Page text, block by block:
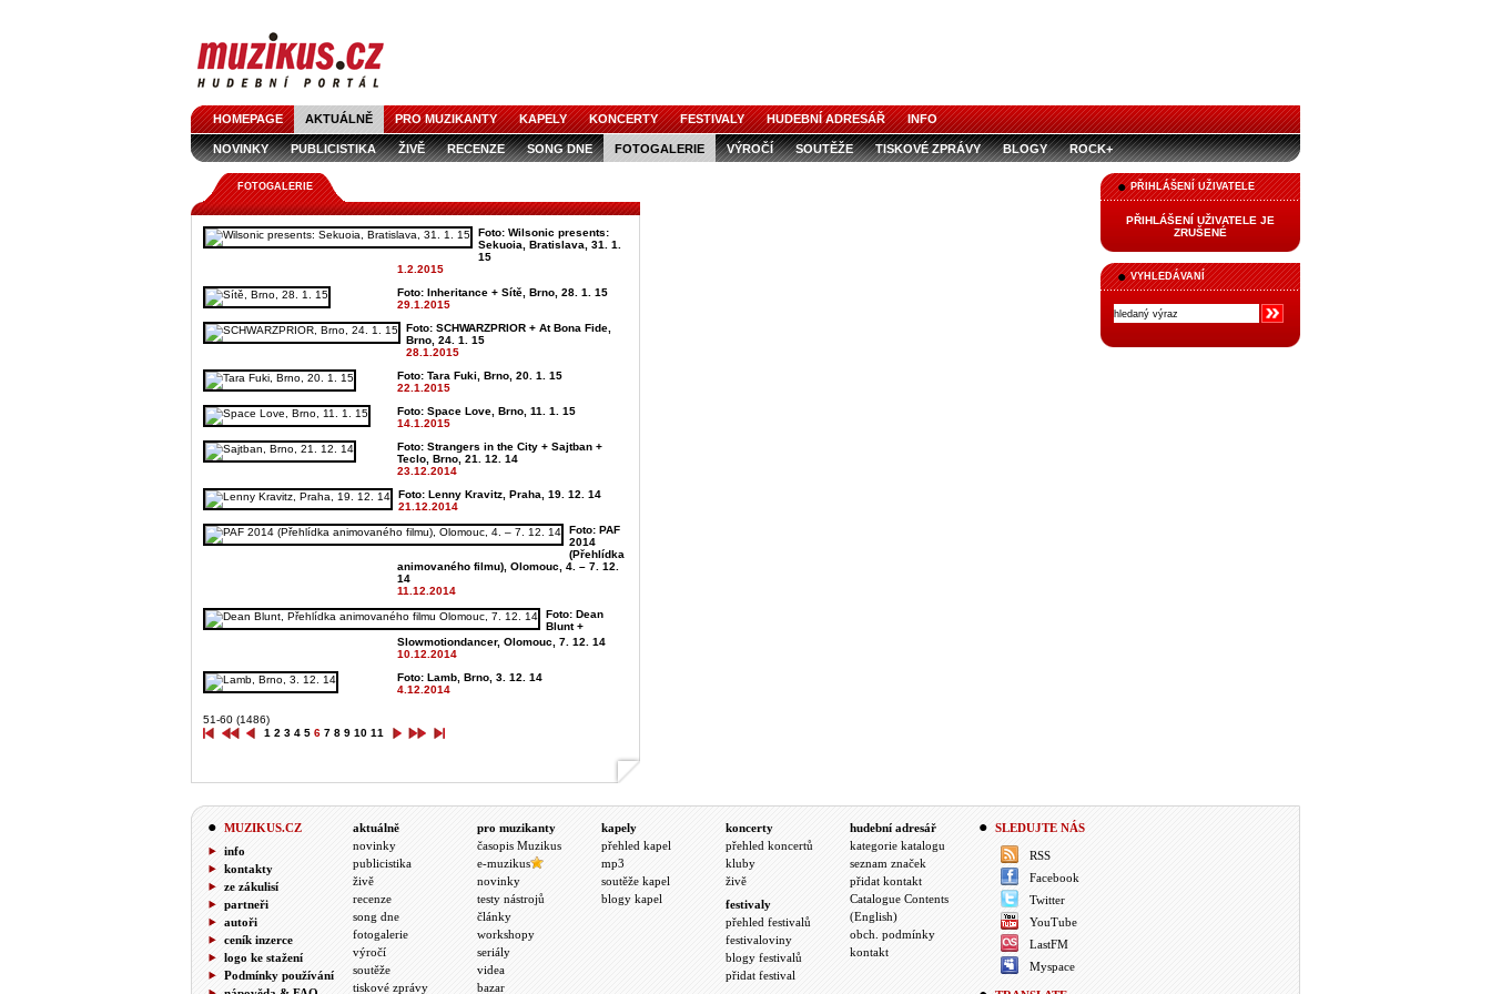
HOMEPAGE AKTUÁLNĚ PRO MUZIKANTY KAPELY KONCERTY FESTIVALY HUDEBNÍ ADRESÁŘ INFO
NOVINKY PUBLICISTIKA ŽIVĚ RECENZE SONG DNE FOTOGALERIE VÝROČÍ SOUTĚŽE TISKOVÉ ZPRÁVY BLOGY ROCK+
PŘIHLÁŠENÍ UŽIVATELE
PŘIHLÁŠENÍ UŽIVATELE JE
ZRUŠENÉ
VYHLEDÁVANÍ
FOTOGALERIE
Foto: Wilsonic presents:
Sekuoia, Bratislava, 31. 1.
15
1.2.2015
Foto: Inheritance + Sítě, Brno, 28. 1. 15
29.1.2015
Foto: SCHWARZPRIOR + At Bona Fide,
Brno, 24. 1. 15
28.1.2015
Foto: Tara Fuki, Brno, 20. 1. 15
22.1.2015
Foto: Space Love, Brno, 11. 1. 15
14.1.2015
Foto: Strangers in the City + Sajtban +
Teclo, Brno, 21. 12. 14
23.12.2014
Foto: Lenny Kravitz, Praha, 19. 12. 14
21.12.2014
Foto: PAF
2014
(Přehlídka
animovaného filmu), Olomouc, 4. – 7. 12.
14
11.12.2014
Foto: Dean
Blunt +
Slowmotiondancer, Olomouc, 7. 12. 14
10.12.2014
Foto: Lamb, Brno, 3. 12. 14
4.12.2014
51-60 (1486)
1 2 3 4 5 6 7 8 9 10 11
MUZIKUS.CZ
info
kontakty
ze zákulisí
partneři
autoři
ceník inzerce
logo ke stažení
Podmínky používání
aktuálně
novinky
publicistika
živě
recenze
song dne
fotogalerie
výročí
soutěže
tiskové zprávy
pro muzikanty
časopis Muzikus
e-muzikus
novinky
testy nástrojů
články
workshopy
seriály
videa
bazar
kapely
přehled kapel
mp3
soutěže kapel
blogy kapel
koncerty
přehled koncertů
kluby
živě
festivaly
přehled festivalů
festivaloviny
blogy festivalů
přidat festival
hudební adresář
kategorie katalogu
seznam značek
přidat kontakt
Catalogue Contents
(English)
obch. podmínky
kontakt
SLEDUJTE NÁS
RSS
Facebook
Twitter
YouTube
LastFM
Myspace